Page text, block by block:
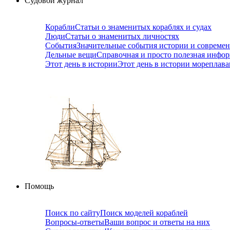
КораблиСтатьи о знаменитых кораблях и судах
ЛюдиСтатьи о знаменитых личностях
СобытияЗначительные события истории и
Дельные вещиСправочная и просто полезная
Этот день в историиЭтот день в истории
Помощь
Поиск по сайтуПоиск моделей кораблей
Вопросы-ответыВаши вопрос и ответы на них